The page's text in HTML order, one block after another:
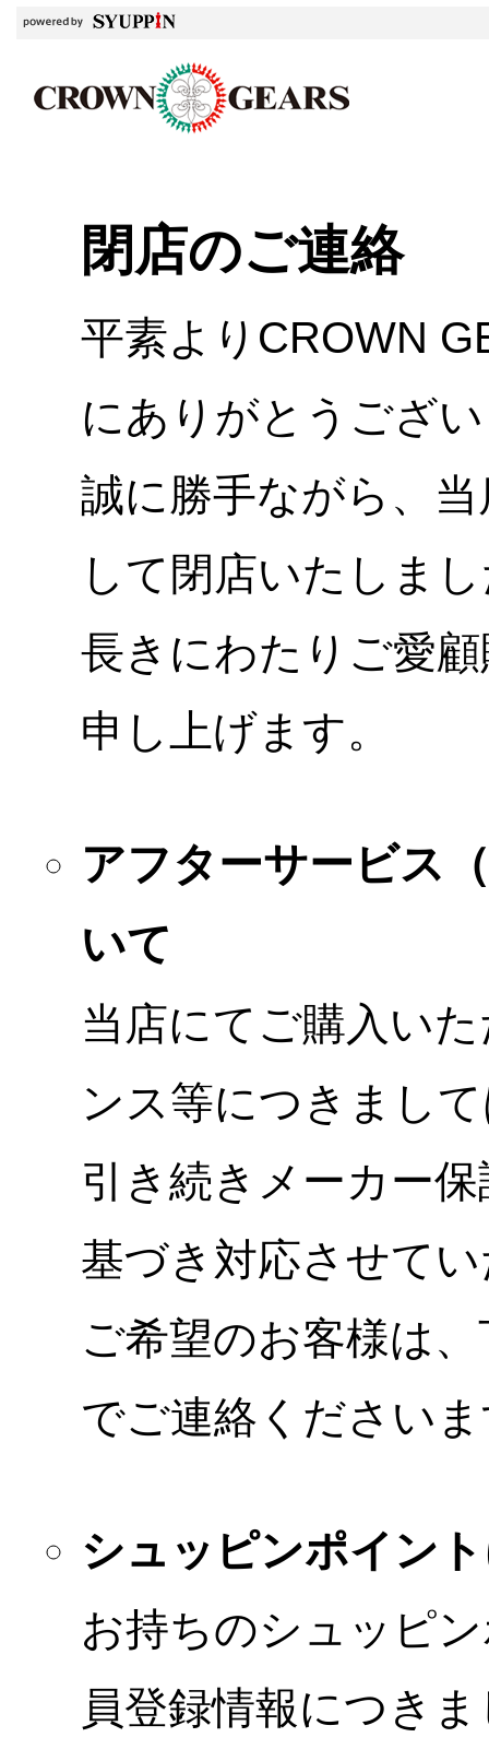
閉店のご連絡
平素よりCROWN
にありがとうござ
誠に勝手ながら、
して閉店いたしま
長きにわたりご愛
申し上げます。
アフターサービス
いて
当店にてご購入い
ンス等につきまし
引き続きメーカー
基づき対応させて
ご希望のお客様は
でご連絡ください
シュッピンポイン
お持ちのシュッピ
員登録情報につき